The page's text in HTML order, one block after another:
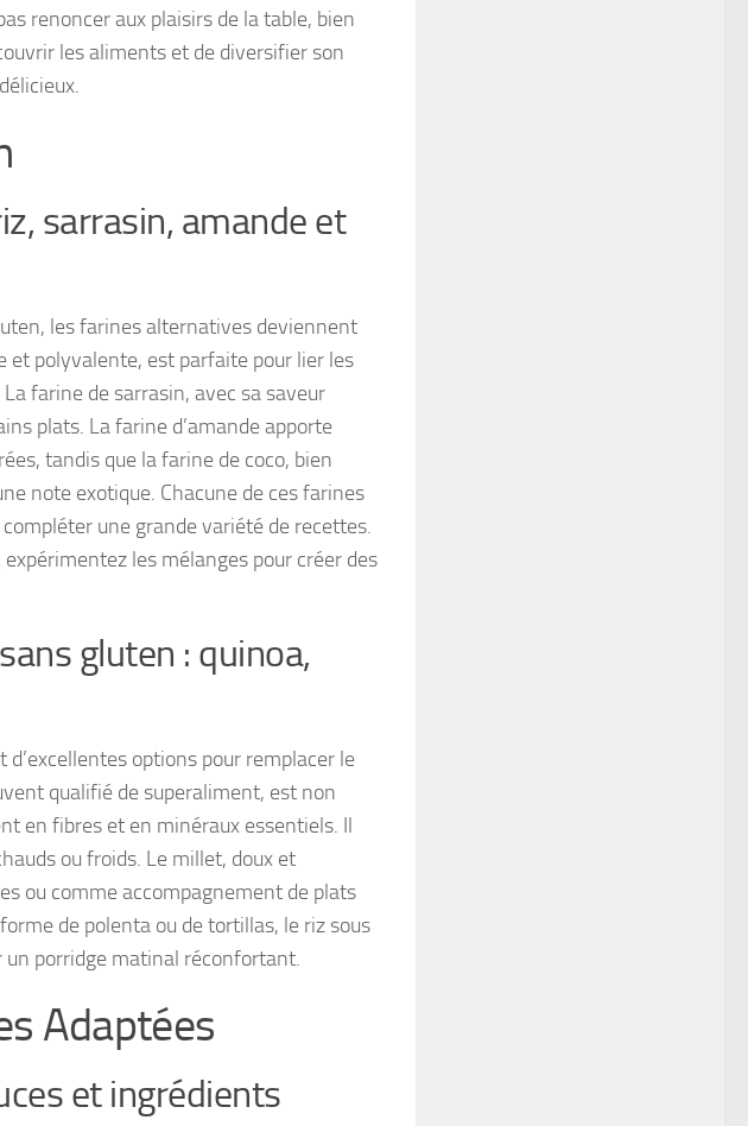
renoncer aux plaisirs de la table, bien
les aliments et de diversifier son
sarrasin, amande et
les farines alternatives deviennent
et polyvalente, est parfaite pour lier les
farine de sarrasin, avec sa saveur
plats. La farine d’amande apporte
tandis que la farine de coco, bien
note exotique. Chacune de ces farines
une grande variété de recettes.
les mélanges pour créer des
gluten : quinoa,
options pour remplacer le
qualifié de superaliment, est non
en fibres et en minéraux essentiels. Il
ou froids. Le millet, doux et
ou comme accompagnement de plats
de polenta ou de tortillas, le riz sous
porridge matinal réconfortant.
Adaptées
et ingrédients